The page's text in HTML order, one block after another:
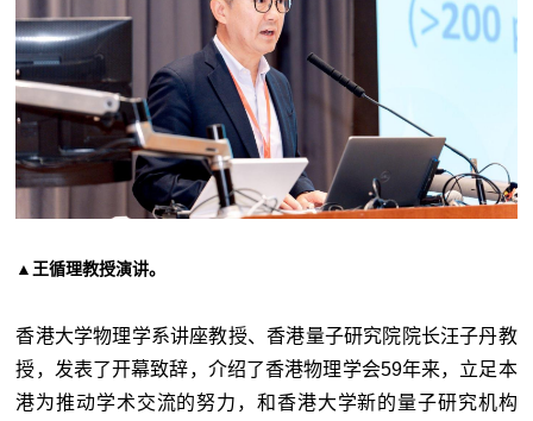
▲ 王循理教授演讲。
香港大学物理学系讲座教授、香港量子研究院院长汪子丹教
授，发表了开幕致辞，介绍了香港物理学会59年来，立足本
港为推动学术交流的努力，和香港大学新的量子研究机构